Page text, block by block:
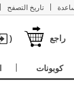
تاريخ التصفح
) راجع
كوبونات